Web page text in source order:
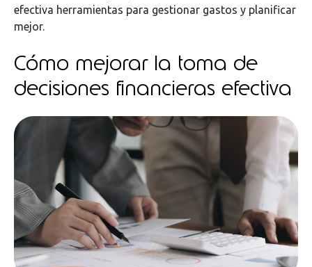
efectiva herramientas para gestionar gastos y planificar
mejor.
Cómo mejorar la toma de
decisiones financieras efectiva